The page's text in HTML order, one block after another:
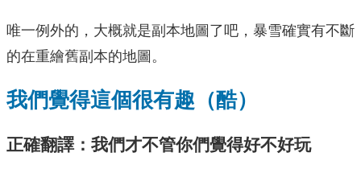
唯一例外的，大概就是副本地圖了吧，暴雪確實有不斷
的在重繪舊副本的地圖。
我們覺得這個很有趣（酷）
正確翻譯：我們才不管你們覺得好不好玩